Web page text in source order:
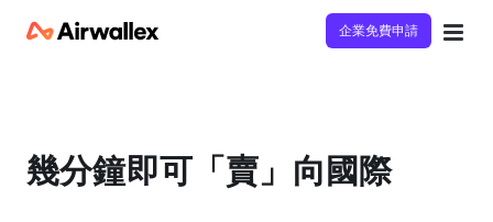
企業免費申請
幾分鐘即可「賣」向國際